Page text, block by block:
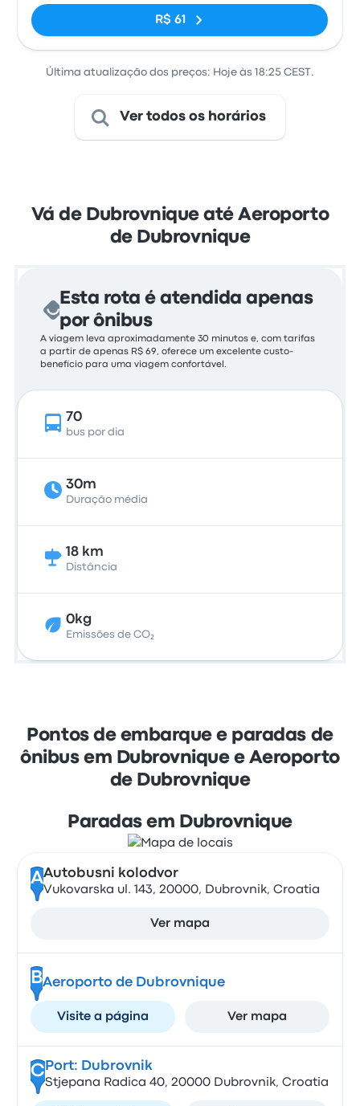
R$ 61
Última atualização dos preços: Hoje às 18:25 CEST.
Ver todos os horários
Vá de Dubrovnique até Aeroporto
de Dubrovnique
Esta rota é atendida apenas
por ônibus
A viagem leva aproximadamente 30 minutos e, com tarifas
a partir de apenas R$ 69, oferece um excelente custo-
benefício para uma viagem confortável.
70
bus por dia
30m
Duração média
18 km
Distância
0kg
Emissões de CO₂
Pontos de embarque e paradas de
ônibus em Dubrovnique e Aeroporto
de Dubrovnique
Paradas em Dubrovnique
AAutobusni kolodvor
Vukovarska ul. 143, 20000, Dubrovnik, Croatia
Ver mapa
BAeroporto de Dubrovnique
Visite a página Ver mapa
CPort: Dubrovnik
Stjepana Radica 40, 20000 Dubrovnik, Croatia